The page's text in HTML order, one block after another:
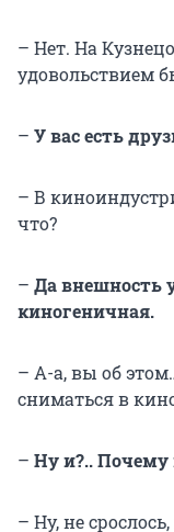
– Нет. На
удовольствием
– У вас есть
– В
что?
– Да внешность
киногеничная.
– А-а, вы об
сниматься в
– Ну и?.. Почему
– Ну, не